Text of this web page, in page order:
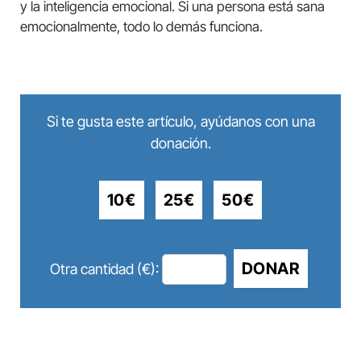
y la inteligencia emocional. Si una persona está sana
emocionalmente, todo lo demás funciona.
Si te gusta este artículo, ayúdanos con una
donación.
10€ 25€ 50€
Otra cantidad (€): DONAR